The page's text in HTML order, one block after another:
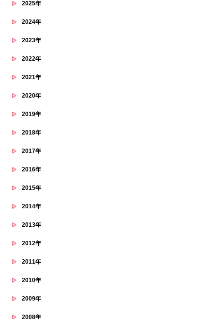
2025年
2024年
2023年
2022年
2021年
2020年
2019年
2018年
2017年
2016年
2015年
2014年
2013年
2012年
2011年
2010年
2009年
2008年